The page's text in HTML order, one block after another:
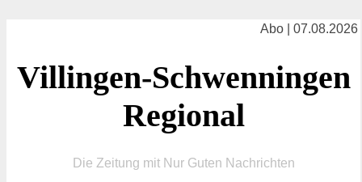
Abo | 07.08.2026
Villingen-Schwenningen
Regional
Die Zeitung mit Nur Guten Nachrichten